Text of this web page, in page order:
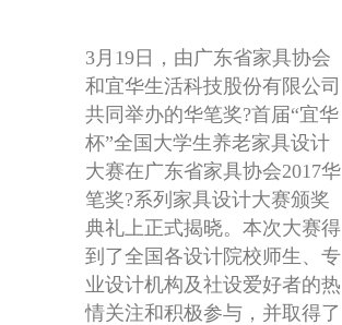
3月19日，由广东省家具协会
和宜华生活科技股份有限公司
共同举办的华笔奖?首届“宜华
杯”全国大学生养老家具设计
大赛在广东省家具协会2017华
笔奖?系列家具设计大赛颁奖
典礼上正式揭晓。本次大赛得
到了全国各设计院校师生、专
业设计机构及社设爱好者的热
情关注和积极参与，并取得了